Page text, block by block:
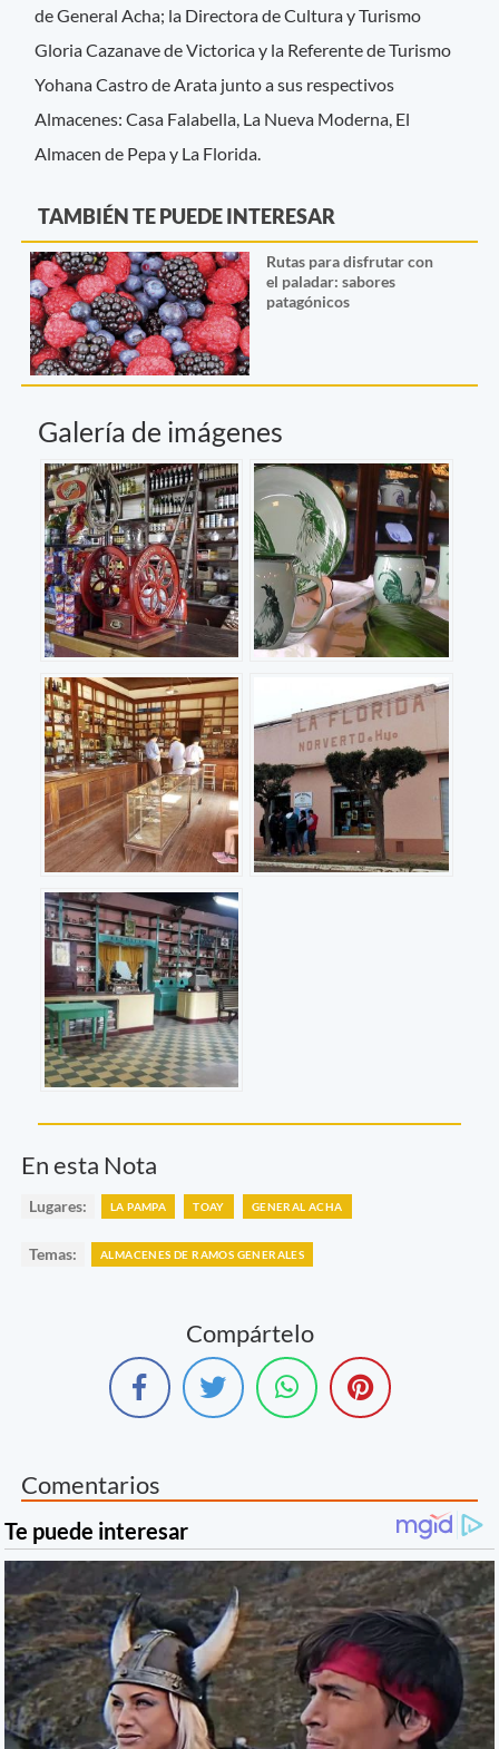
de General Acha; la Directora de Cultura y Turismo
Gloria Cazanave de Victorica y la Referente de Turismo
Yohana Castro de Arata junto a sus respectivos
Almacenes: Casa Falabella, La Nueva Moderna, El
Almacen de Pepa y La Florida.
TAMBIÉN TE PUEDE INTERESAR
Rutas para disfrutar con
el paladar: sabores
patagónicos
Galería de imágenes
En esta Nota
Lugares: LA PAMPA TOAY GENERAL ACHA
Temas: ALMACENES DE RAMOS GENERALES
Compártelo
Comentarios